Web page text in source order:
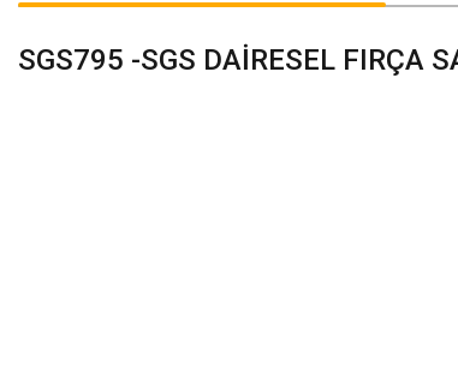
SGS795 -SGS DAİRESEL FIRÇA